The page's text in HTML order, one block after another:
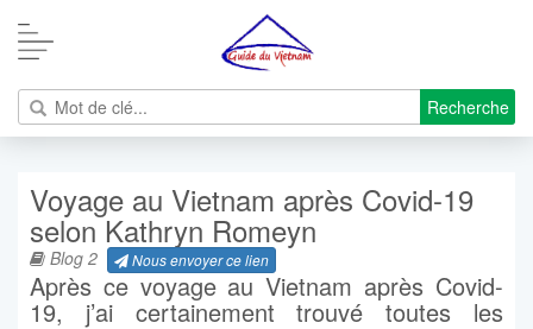
Recherche
Voyage au Vietnam après Covid-19
selon Kathryn Romeyn
Blog 2 Nous envoyer ce lien
Après ce voyage au Vietnam après Covid-
19, j’ai certainement trouvé toutes les